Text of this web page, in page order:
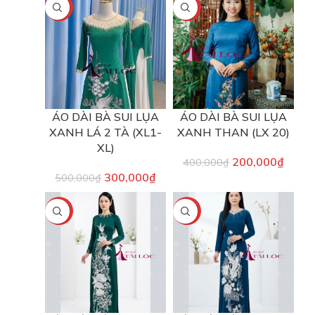
-40%
ÁO DÀI BÀ SUI LỤA
XANH LÁ 2 TÀ (XL1-
XL)
500,000₫ 300,000₫
-50%
ÁO DÀI BÀ SUI LỤA
XANH THAN (LX 20)
400,000₫ 200,000₫
-40% -40%